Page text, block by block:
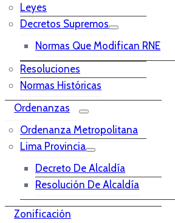
Leyes
Decretos Supremos
Normas Que Modifican RNE
Resoluciones
Normas Históricas
Ordenanzas
Ordenanza Metropolitana
Lima Provincia
Decreto De Alcaldía
Resolución De Alcaldía
Zonificación